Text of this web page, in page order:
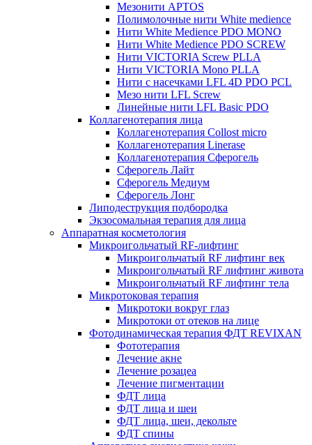
Мезонити APTOS
Полимолочные нити White medience
Нити White Medience PDO MONO
Нити White Medience PDO SCREW
Нити VICTORIA Screw PLLA
Нити VICTORIA Mono PLLA
Нити с насечками LFL 4D PDO PCL
Мезо нити LFL Screw
Линейные нити LFL Basic PDO
Коллагенотерапия лица
Коллагенотерапия Collost micro
Коллагенотерапия Linerase
Коллагенотерапия Сферогель
Сферогель Лайт
Сферогель Медиум
Сферогель Лонг
Липодеструкция подбородка
Экзосомальная терапия для лица
Аппаратная косметология
Микроигольчатый RF-лифтинг
Микроигольчатый RF лифтинг век
Микроигольчатый RF лифтинг живота
Микроигольчатый RF лифтинг тела
Микротоковая терапия
Микротоки вокруг глаз
Микротоки от отеков на лице
Фотодинамическая терапия ФДТ REVIXAN
Фототерапия
Лечение акне
Лечение розацеа
Лечение пигментации
ФДТ лица
ФДТ лица и шеи
ФДТ лица, шеи, декольте
ФДТ спины